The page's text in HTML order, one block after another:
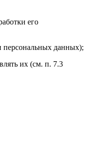
его
персональных данных);
их (см. п. 7.3